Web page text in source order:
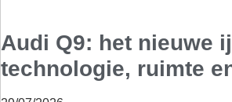
Audi Q9: het nieuwe
technologie, ruimte